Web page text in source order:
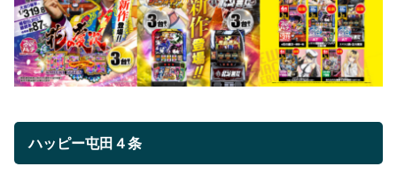
ハッピー屯田４条